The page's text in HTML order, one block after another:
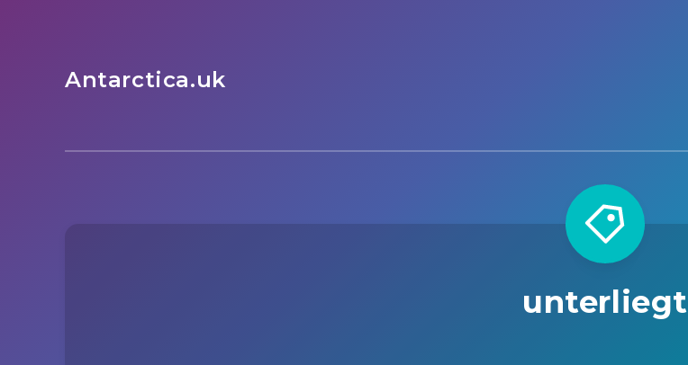
Antarctica.uk
unterliegt